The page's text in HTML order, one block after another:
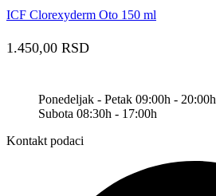
ICF Clorexyderm Oto 150 ml
1.450,00 RSD
Ponedeljak - Petak 09:00h - 20:00h
Subota 08:30h - 17:00h
Kontakt podaci